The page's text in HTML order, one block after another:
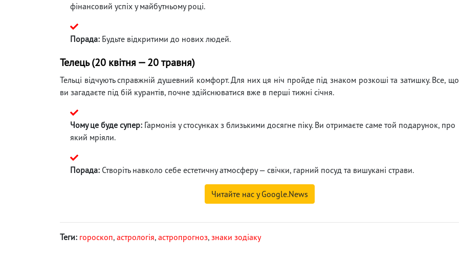
фінансовий успіх у майбутньому році.
Порада: Будьте відкритими до нових людей.
Телець (20 квітня — 20 травня)
Тельці відчують справжній душевний комфорт. Для них ця ніч пройде під знаком розкоші та затишку. Все, що
ви загадаєте під бій курантів, почне здійснюватися вже в перші тижні січня.
Чому це буде супер: Гармонія у стосунках з близькими досягне піку. Ви отримаєте саме той подарунок, про
який мріяли.
Порада: Створіть навколо себе естетичну атмосферу — свічки, гарний посуд та вишукані страви.
Читайте нас у Google.News
Теги: гороскоп, астрологія, астропрогноз, знаки зодіаку